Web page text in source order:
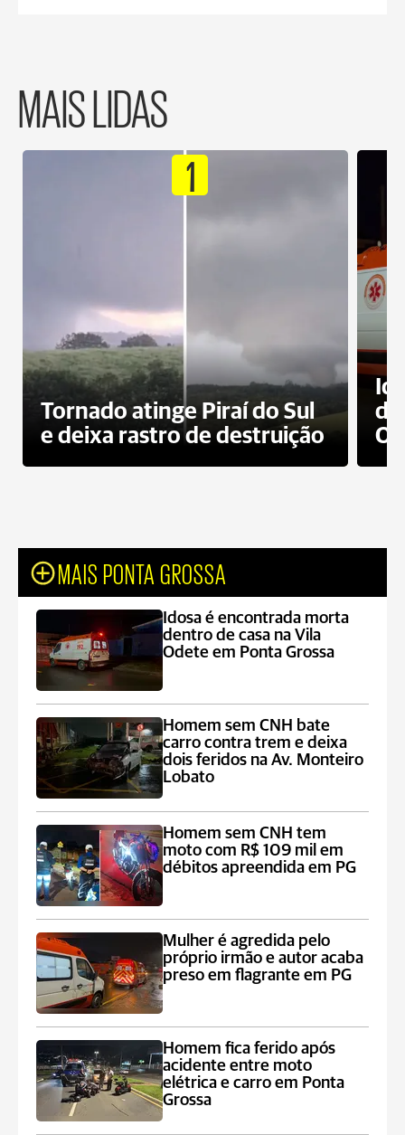
MAIS LIDAS
1
Tornado atinge Piraí do Sul
e deixa rastro de destruição
MAIS PONTA GROSSA
Idosa é encontrada morta
dentro de casa na Vila
Odete em Ponta Grossa
Homem sem CNH bate
carro contra trem e deixa
dois feridos na Av. Monteiro
Lobato
Homem sem CNH tem
moto com R$ 109 mil em
débitos apreendida em PG
Mulher é agredida pelo
próprio irmão e autor acaba
preso em flagrante em PG
Homem fica ferido após
acidente entre moto
elétrica e carro em Ponta
Grossa